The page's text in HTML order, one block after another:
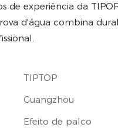
de experiência da
d'água combina
TIPTOP
Guangzhou
Efeito de palco